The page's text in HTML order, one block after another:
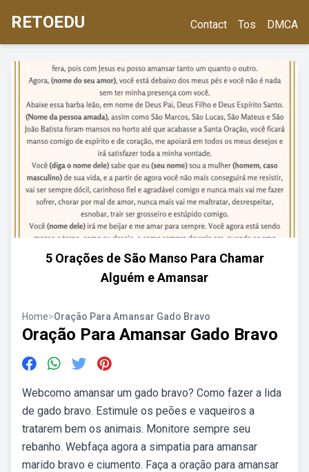
RETOEDU Contact Tos DMCA
5 Orações de São Manso Para Chamar
Alguém e Amansar
Home>Oração Para Amansar Gado Bravo
Oração Para Amansar Gado Bravo
Webcomo amansar um gado bravo? Como fazer a lida
de gado bravo. Estimule os peões e vaqueiros a
tratarem bem os animais. Monitore sempre seu
rebanho. Webfaça agora a simpatia para amansar
marido bravo e ciumento. Faça a oração para amansar